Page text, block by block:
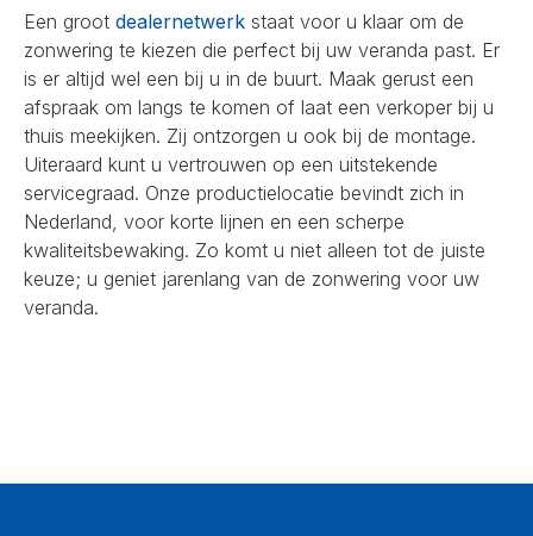
Een groot dealernetwerk staat voor u klaar om de
zonwering te kiezen die perfect bij uw veranda past. Er
is er altijd wel een bij u in de buurt. Maak gerust een
afspraak om langs te komen of laat een verkoper bij u
thuis meekijken. Zij ontzorgen u ook bij de montage.
Uiteraard kunt u vertrouwen op een uitstekende
servicegraad. Onze productielocatie bevindt zich in
Nederland, voor korte lijnen en een scherpe
kwaliteitsbewaking. Zo komt u niet alleen tot de juiste
keuze; u geniet jarenlang van de zonwering voor uw
veranda.